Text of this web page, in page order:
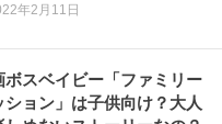
年2月11日
ボスベイビー「ファミリー
ション」は子供向け？大人